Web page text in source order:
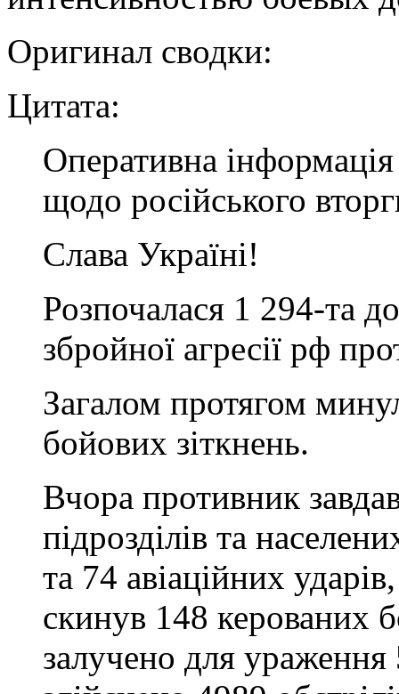
Оригинал сводки:
Цитата:
Оперативна
щодо російського
Слава Україні!
Розпочалася 1 294-та
збройної агресії рф
Загалом протягом
бойових зіткнень.
Вчора противник
підрозділів та
та 74 авіаційних
скинув 148 керованих
залучено для ураження